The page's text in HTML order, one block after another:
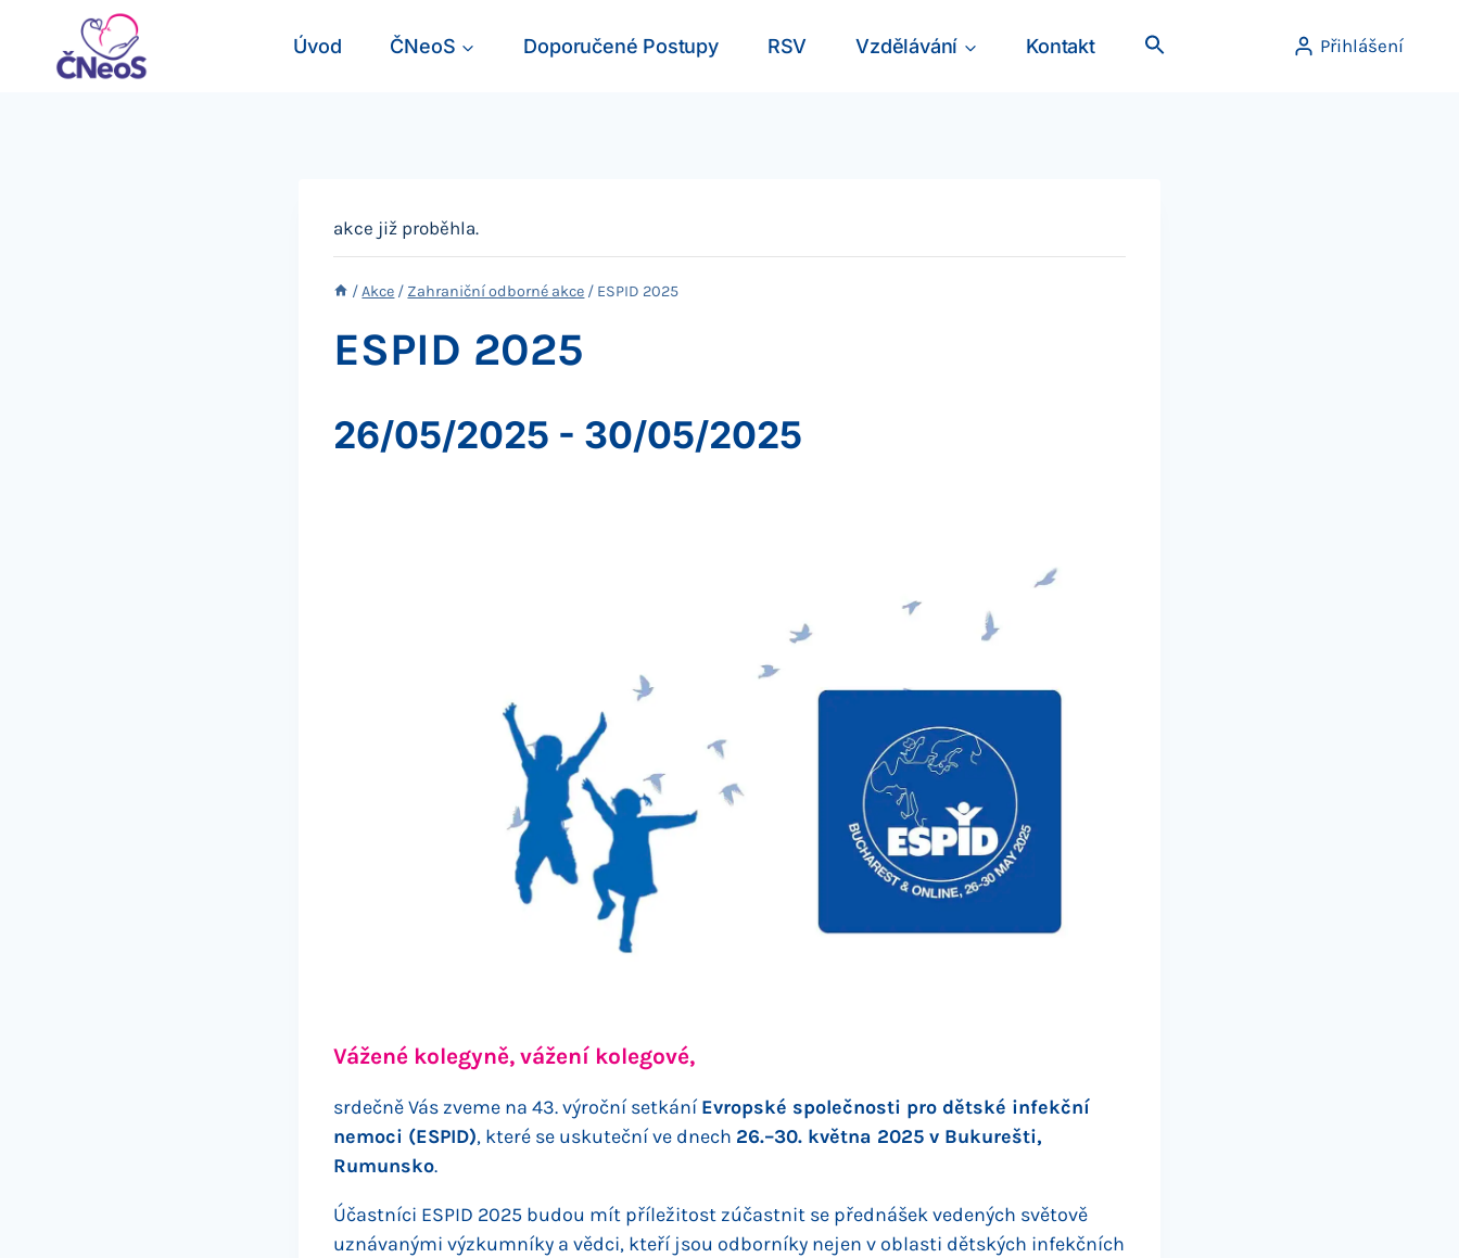
Úvod ČNeoS Doporučené Postupy RSV Vzdělávání Kontakt Přihlášení
akce již proběhla.
/ Akce / Zahraniční odborné akce / ESPID 2025
ESPID 2025
26/05/2025 - 30/05/2025
Vážené kolegyně, vážení kolegové,
srdečně Vás zveme na 43. výroční setkání Evropské společnosti pro dětské infekční
nemoci (ESPID), které se uskuteční ve dnech 26.–30. května 2025 v Bukurešti,
Rumunsko.
Účastníci ESPID 2025 budou mít příležitost zúčastnit se přednášek vedených světově
uznávanými výzkumníky a vědci, kteří jsou odborníky nejen v oblasti dětských infekčních